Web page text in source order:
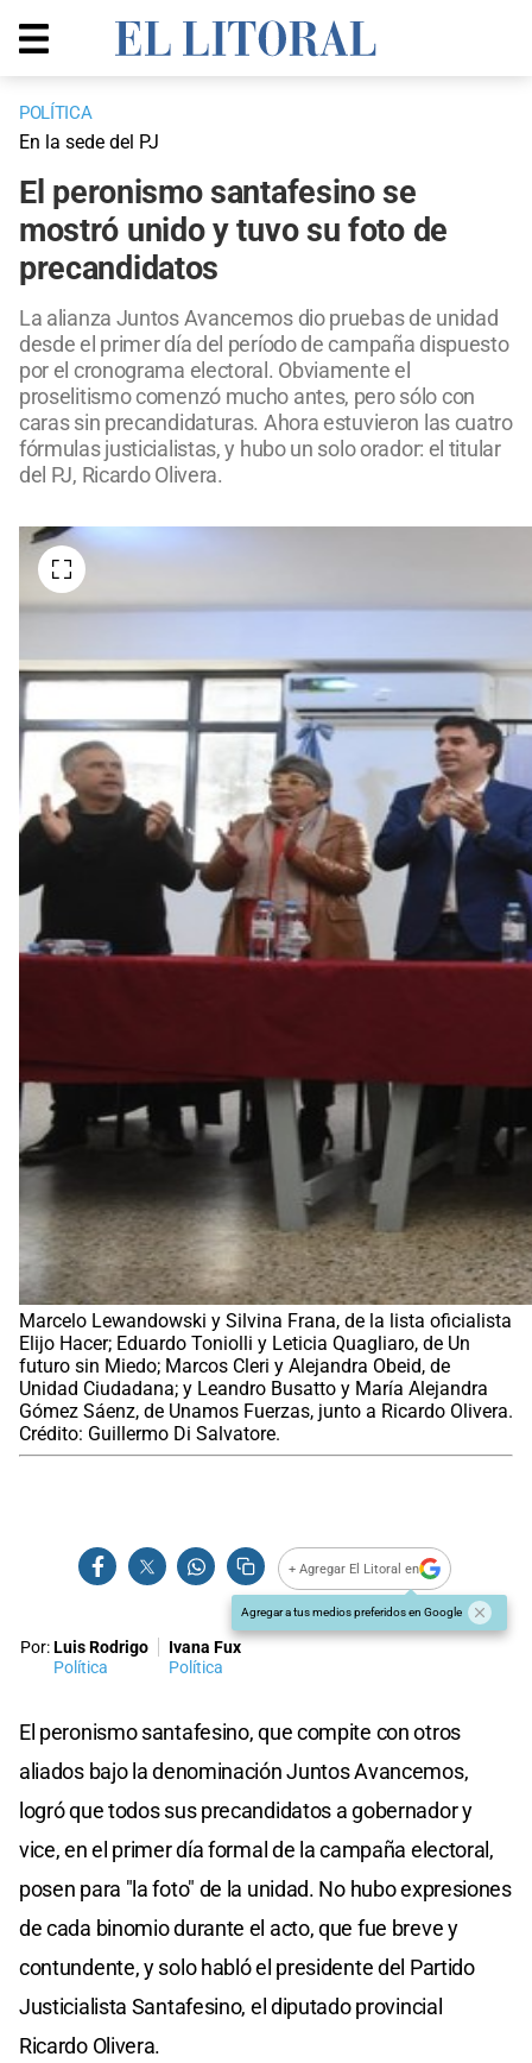
POLÍTICA
En la sede del PJ
El peronismo santafesino se
mostró unido y tuvo su foto de
precandidatos
La alianza Juntos Avancemos dio pruebas de unidad
desde el primer día del período de campaña dispuesto
por el cronograma electoral. Obviamente el
proselitismo comenzó mucho antes, pero sólo con
caras sin precandidaturas. Ahora estuvieron las cuatro
fórmulas justicialistas, y hubo un solo orador: el titular
del PJ, Ricardo Olivera.
Marcelo Lewandowski y Silvina Frana, de la lista oficialista
Elijo Hacer; Eduardo Toniolli y Leticia Quagliaro, de Un
futuro sin Miedo; Marcos Cleri y Alejandra Obeid, de
Unidad Ciudadana; y Leandro Busatto y María Alejandra
Gómez Sáenz, de Unamos Fuerzas, junto a Ricardo Olivera.
Crédito: Guillermo Di Salvatore.
+ Agregar El Litoral en
Agregar a tus medios preferidos en Google
Por:Luis Rodrigo
Política
Ivana Fux
Política
El peronismo santafesino, que compite con otros
aliados bajo la denominación Juntos Avancemos,
logró que todos sus precandidatos a gobernador y
vice, en el primer día formal de la campaña electoral,
posen para "la foto" de la unidad. No hubo expresiones
de cada binomio durante el acto, que fue breve y
contundente, y solo habló el presidente del Partido
Justicialista Santafesino, el diputado provincial
Ricardo Olivera.